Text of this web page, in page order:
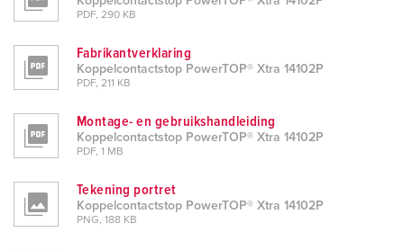
PDF, 290 KB
Fabrikantverklaring
Koppelcontactstop PowerTOP® Xtra 14102P
PDF, 211 KB
Montage- en gebruikshandleiding
Koppelcontactstop PowerTOP® Xtra 14102P
PDF, 1 MB
Tekening portret
Koppelcontactstop PowerTOP® Xtra 14102P
PNG, 188 KB